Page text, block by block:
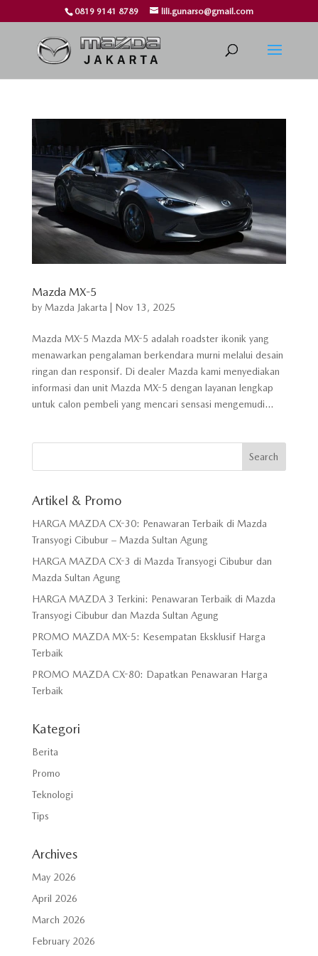
0819 9141 8789 lili.gunarso@gmail.com
Mazda MX-5
by Mazda Jakarta Nov 13, 2025
Mazda MX-5 Mazda MX-5 adalah roadster ikonik yang
menawarkan pengalaman berkendara murni melalui desain
ringan dan responsif. Di dealer Mazda kami menyediakan
informasi dan unit Mazda MX-5 dengan layanan lengkap
untuk calon pembeli yang mencari sensasi mengemudi...
Artikel & Promo
HARGA MAZDA CX-30: Penawaran Terbaik di Mazda
Transyogi Cibubur – Mazda Sultan Agung
HARGA MAZDA CX-3 di Mazda Transyogi Cibubur dan
Mazda Sultan Agung
HARGA MAZDA 3 Terkini: Penawaran Terbaik di Mazda
Transyogi Cibubur dan Mazda Sultan Agung
PROMO MAZDA MX-5: Kesempatan Eksklusif Harga
Terbaik
PROMO MAZDA CX-80: Dapatkan Penawaran Harga
Terbaik
Kategori
Berita
Promo
Teknologi
Tips
Archives
May 2026
April 2026
March 2026
February 2026